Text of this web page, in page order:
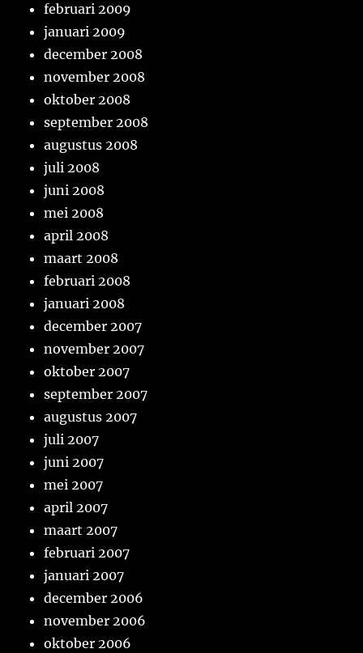
februari 2009
januari 2009
december 2008
november 2008
oktober 2008
september 2008
augustus 2008
juli 2008
juni 2008
mei 2008
april 2008
maart 2008
februari 2008
januari 2008
december 2007
november 2007
oktober 2007
september 2007
augustus 2007
juli 2007
juni 2007
mei 2007
april 2007
maart 2007
februari 2007
januari 2007
december 2006
november 2006
oktober 2006